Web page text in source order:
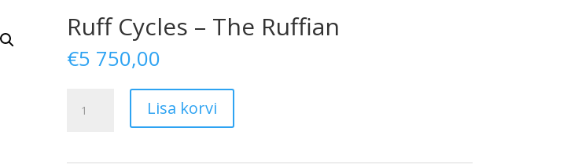
Ruff Cycles – The Ruffian
€5 750,00
Cycles
Lisa korvi